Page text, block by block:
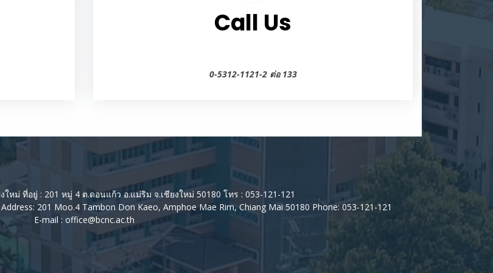
Call Us
0-5312-1121-2 ต่อ 133
หม่ ที่อยู่ : 201 หมู่ 4 ต.ดอนแก้ว อ.แม่ริม จ.เชียงใหม่ 50180 โทร : 053-121-121
201 Moo.4 Tambon Don Kaeo, Amphoe Mae Rim, Chiang Mai 50180 Phone: 053-121-121
E-mail : office@bcnc.ac.th